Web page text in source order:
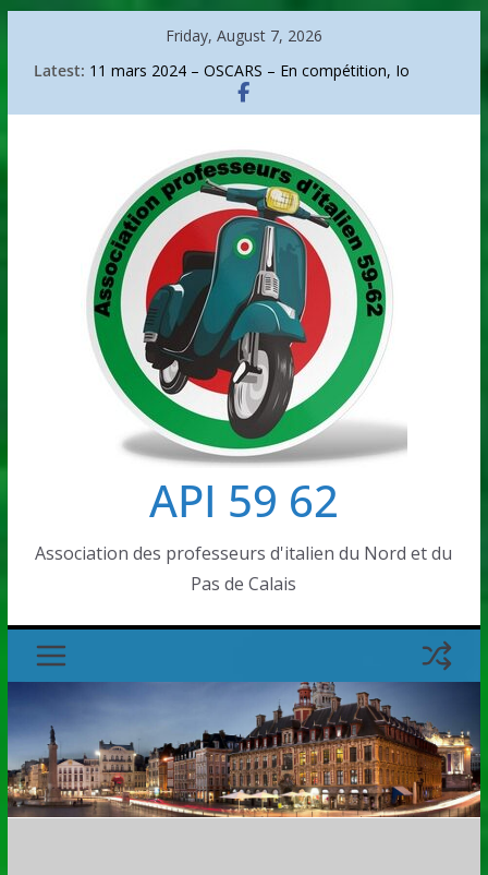
Friday, August 7, 2026
Latest: 11 mars 2024 – OSCARS – En compétition, Io
Sanremo 2026
Go go around Italy
Arte – Arcimboldo, portrait d’un audacieux
API 59 62
Association des professeurs d'italien du Nord et du
Pas de Calais